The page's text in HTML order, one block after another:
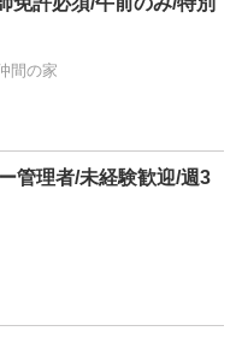
間の家
管理者/未経験歓迎/週3